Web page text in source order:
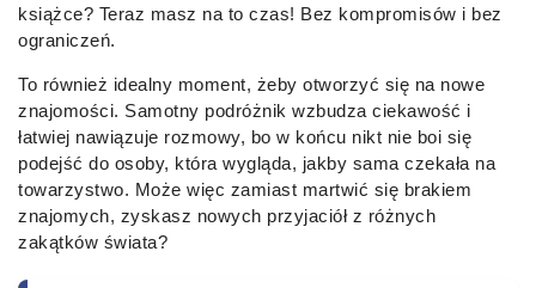
książce? Teraz masz na to czas! Bez kompromisów i bez
ograniczeń.
To również idealny moment, żeby otworzyć się na nowe
znajomości. Samotny podróżnik wzbudza ciekawość i
łatwiej nawiązuje rozmowy, bo w końcu nikt nie boi się
podejść do osoby, która wygląda, jakby sama czekała na
towarzystwo. Może więc zamiast martwić się brakiem
znajomych, zyskasz nowych przyjaciół z różnych
zakątków świata?